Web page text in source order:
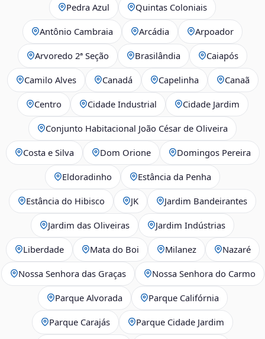
Pedra Azul Quintas Coloniais
Antônio Cambraia Arcádia Arpoador
Arvoredo 2ª Seção Brasilândia Caiapós
Camilo Alves Canadá Capelinha Canaã
Centro Cidade Industrial Cidade Jardim
Conjunto Habitacional João César de Oliveira
Costa e Silva Dom Orione Domingos Pereira
Eldoradinho Estância da Penha
Estância do Hibisco JK Jardim Bandeirantes
Jardim das Oliveiras Jardim Indústrias
Liberdade Mata do Boi Milanez Nazaré
Nossa Senhora das Graças Nossa Senhora do Carmo
Parque Alvorada Parque Califórnia
Parque Carajás Parque Cidade Jardim